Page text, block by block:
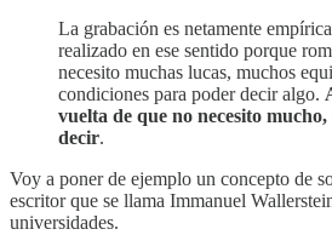
La grabación es netamente
realizado en ese sentido porque
necesito muchas lucas, muchos
condiciones para poder decir algo.
vuelta de que no necesito
decir.
Voy a poner de ejemplo un concepto de
escritor que se llama Immanuel
universidades.